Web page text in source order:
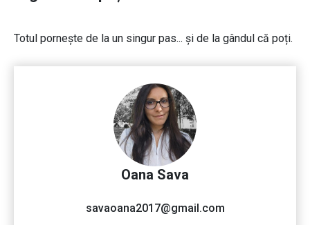
Totul pornește de la un singur pas... și de la gândul că poți.
Oana Sava
savaoana2017@gmail.com